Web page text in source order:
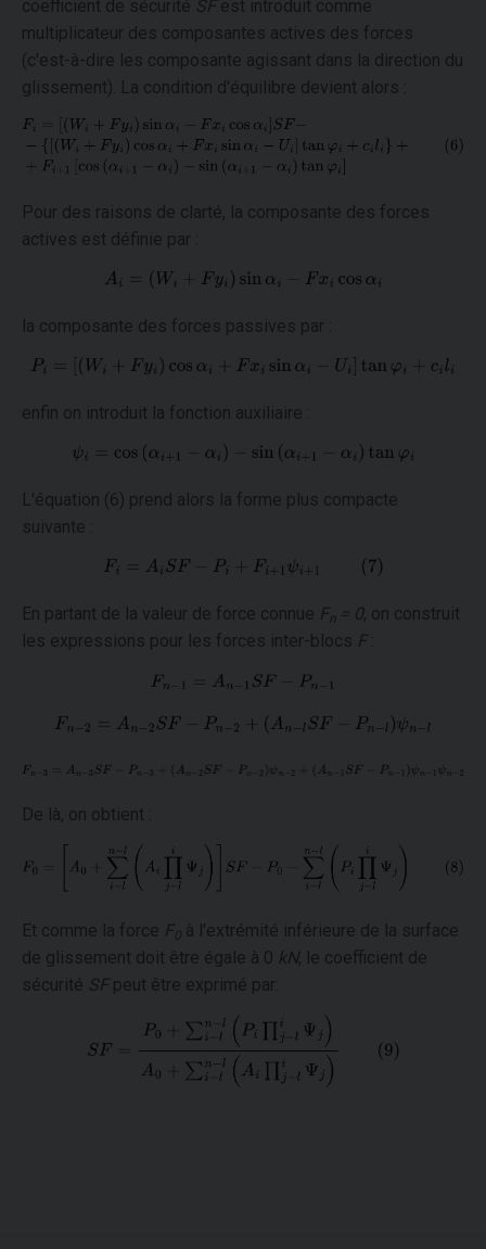
coefficient de sécurité SF est introduit comme
multiplicateur des composantes actives des forces
(c'est-à-dire les composante agissant dans la direction du
glissement). La condition d'équilibre devient alors :
Pour des raisons de clarté, la composante des forces
actives est définie par :
la composante des forces passives par :
enfin on introduit la fonction auxiliaire :
L'équation (6) prend alors la forme plus compacte
suivante :
En partant de la valeur de force connue Fn = 0, on construit
les expressions pour les forces inter-blocs F
De là, on obtient :
Et comme la force F0
à l'extrémité inférieure de la surface
de glissement doit être égale à 0 kN, le coefficient de
sécurité SF peut être exprimé par: